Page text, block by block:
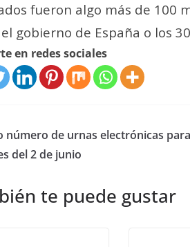
fueron algo más de 100
gobierno de España o los
en redes sociales
número de urnas electrónicas para
del 2 de junio
te puede gustar